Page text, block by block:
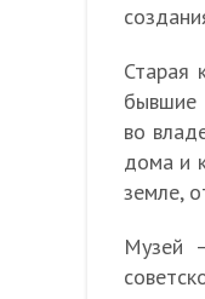
Старая
бывшие
во
дома и
земле,
Музей